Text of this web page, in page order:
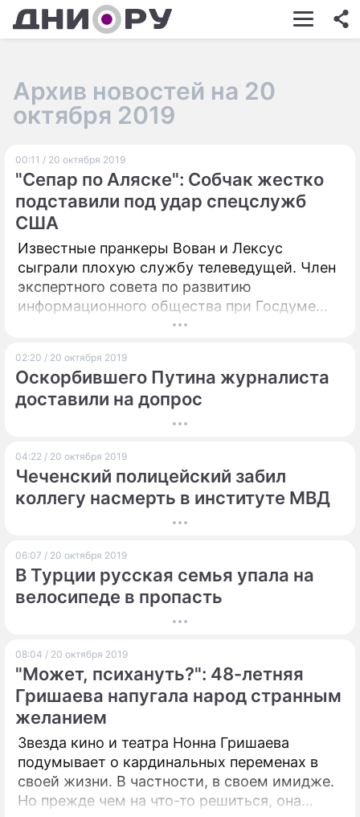
ШОУ-БИЗНЕС
КИНО
ЭКОНОМИКА
СОННИК
СТИЛЬ ЖИЗНИ
ПРЕСС-РЕЛИЗЫ
Архив новостей на 20
октября 2019
00:11 / 20 октября 2019
"Сепар по Аляске": Собчак жестко
подставили под удар спецслужб
США
Известные пранкеры Вован и Лексус
сыграли плохую службу телеведущей. Член
экспертного совета по развитию
информационного общества при Госдуме
Вадим Манукян считает, что теперь Ксения
нон-грата в Соединенных Штатах.
02:20 / 20 октября 2019
Оскорбившего Путина журналиста
доставили на допрос
04:22 / 20 октября 2019
Чеченский полицейский забил
коллегу насмерть в институте МВД
06:07 / 20 октября 2019
В Турции русская семья упала на
велосипеде в пропасть
08:04 / 20 октября 2019
"Может, психануть?": 48-летняя
Гришаева напугала народ странным
желанием
Звезда кино и театра Нонна Гришаева
подумывает о кардинальных переменах в
своей жизни. В частности, в своем имидже.
Но прежде чем на что-то решиться, она